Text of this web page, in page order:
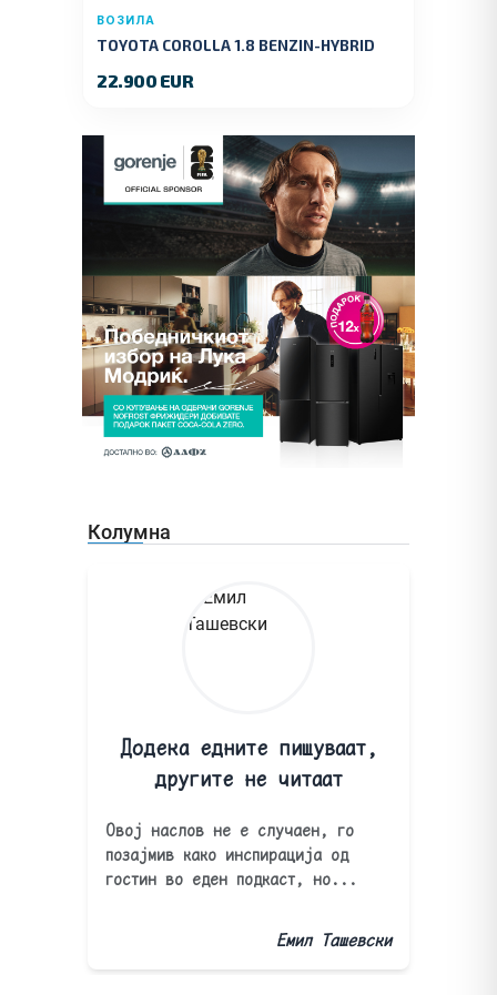
ВОЗИЛА
TOYOTA COROLLA 1.8 BENZIN-HYBRID
22.900 EUR
Колумна
Додека едните пишуваат,
другите не читаат
Овој наслов не е случаен, го
позајмив како инспирација од
гостин во еден подкаст, но...
Емил Ташевски